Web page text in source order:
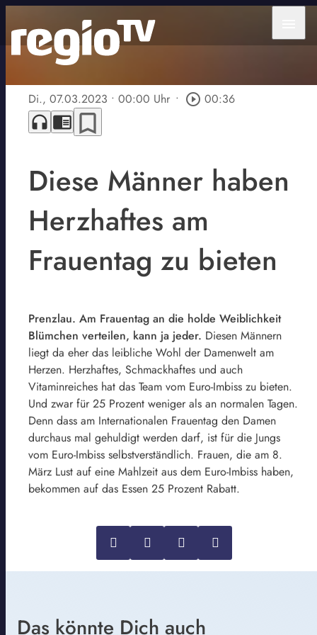
Di., 07.03.2023 • 00:00 Uhr • play_circle_outline 00:36
headphones chrome_reader_mode bookmark_border
Diese Männer haben
Herzhaftes am
Frauentag zu bieten
Prenzlau. Am Frauentag an die holde Weiblichkeit
Blümchen verteilen, kann ja jeder. Diesen Männern
liegt da eher das leibliche Wohl der Damenwelt am
Herzen. Herzhaftes, Schmackhaftes und auch
Vitaminreiches hat das Team vom Euro-Imbiss zu bieten.
Und zwar für 25 Prozent weniger als an normalen Tagen.
Denn dass am Internationalen Frauentag den Damen
durchaus mal gehuldigt werden darf, ist für die Jungs
vom Euro-Imbiss selbstverständlich. Frauen, die am 8.
März Lust auf eine Mahlzeit aus dem Euro-Imbiss haben,
bekommen auf das Essen 25 Prozent Rabatt.
Das könnte Dich auch